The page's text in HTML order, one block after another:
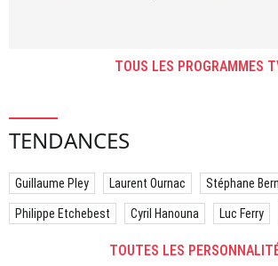
TOUS LES PROGRAMMES
TENDANCES
Guillaume Pley Laurent Ournac Stéphane Bern
Philippe Etchebest Cyril Hanouna Luc Ferry
TOUTES LES